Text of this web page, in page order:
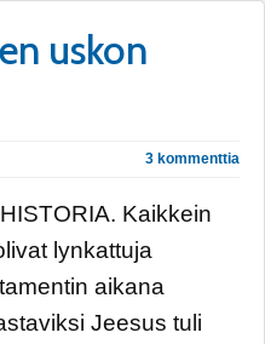
uskon
3 kommenttia
Kaikkein
lynkattuja
aikana
Jeesus tuli